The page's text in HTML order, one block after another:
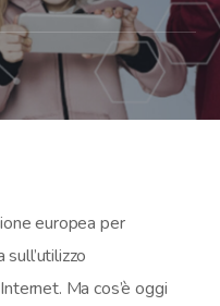
europea per
sull’utilizzo
Ma cos’è oggi